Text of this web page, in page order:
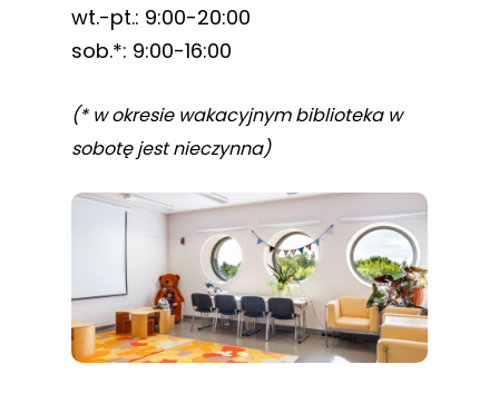
wt.-pt.: 9:00-20:00
sob.*: 9:00-16:00
(* w okresie wakacyjnym biblioteka w
sobotę jest nieczynna)